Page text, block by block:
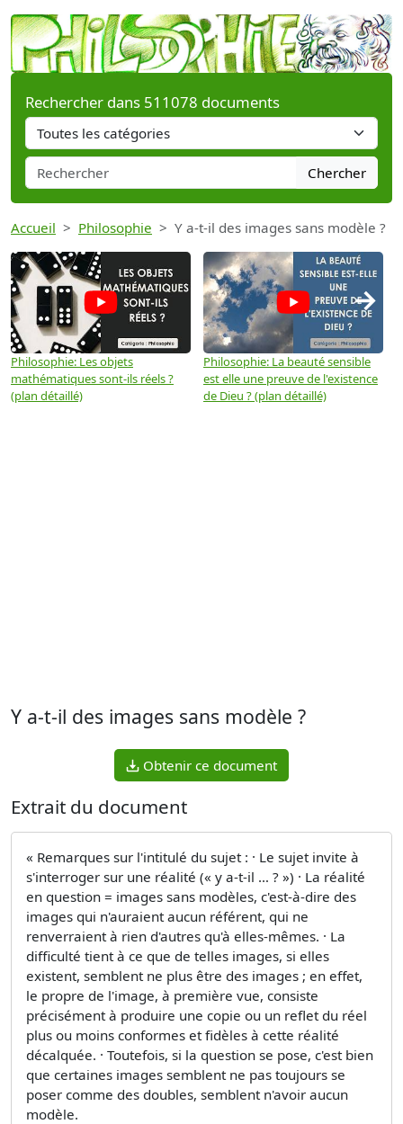
Rechercher dans 511078 documents
Chercher
Accueil Philosophie Y a-t-il des images sans modèle ?
Philosophie: Les objets
mathématiques sont-ils réels ?
(plan détaillé)
Philosophie: La beauté sensible
est elle une preuve de l'existence
de Dieu ? (plan détaillé)
→
Y a-t-il des images sans modèle ?
Obtenir ce document
Extrait du document
« Remarques sur l'intitulé du sujet : · Le sujet invite à
s'interroger sur une réalité (« y a-t-il … ? ») · La réalité
en question = images sans modèles, c'est-à-dire des
images qui n'auraient aucun référent, qui ne
renverraient à rien d'autres qu'à elles-mêmes. · La
difficulté tient à ce que de telles images, si elles
existent, semblent ne plus être des images ; en effet,
le propre de l'image, à première vue, consiste
précisément à produire une copie ou un reflet du réel
plus ou moins conformes et fidèles à cette réalité
décalquée. · Toutefois, si la question se pose, c'est bien
que certaines images semblent ne pas toujours se
poser comme des doubles, semblent n'avoir aucun
modèle.